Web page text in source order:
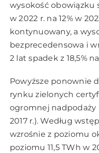
wysokość obowiązku
w 2022 r. na 12% w
kontynuowany, a
bezprecedensowa i
2 lat spadek z 18,5%
Powyższe ponownie
rynku zielonych
ogromnej nadpodaży
2017 r.). Według
wzrośnie z poziomu
poziomu 11,5 TWh w